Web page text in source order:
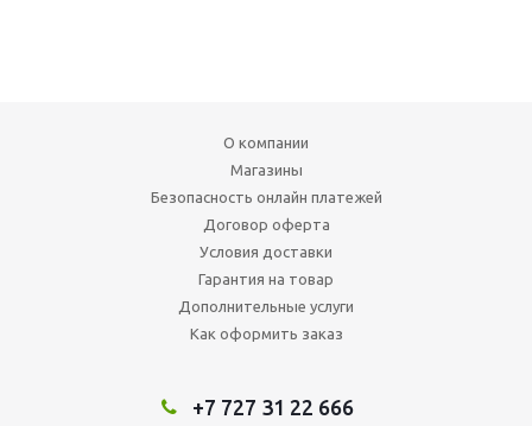
О компании
Магазины
Безопасность онлайн платежей
Договор оферта
Условия доставки
Гарантия на товар
Дополнительные услуги
Как оформить заказ
+7 727 31 22 666